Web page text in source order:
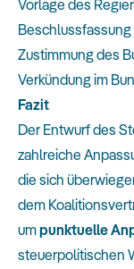
Vorlage des
Zustimmung des
Verkündung im
Fazit
Der Entwurf des
zahlreiche
die sich
dem
umpunktuelle
steuerpolitischen